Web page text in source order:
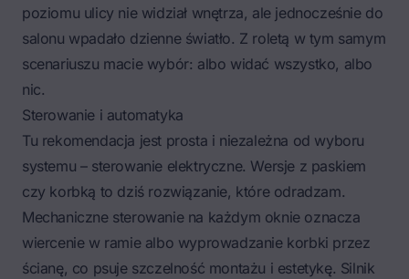
poziomu ulicy nie widział wnętrza, ale jednocześnie do
salonu wpadało dzienne światło. Z roletą w tym samym
scenariuszu macie wybór: albo widać wszystko, albo
nic.
Sterowanie i automatyka
Tu rekomendacja jest prosta i niezależna od wyboru
systemu – sterowanie elektryczne. Wersje z paskiem
czy korbką to dziś rozwiązanie, które odradzam.
Mechaniczne sterowanie na każdym oknie oznacza
wiercenie w ramie albo wyprowadzanie korbki przez
ścianę, co psuje szczelność montażu i estetykę. Silnik